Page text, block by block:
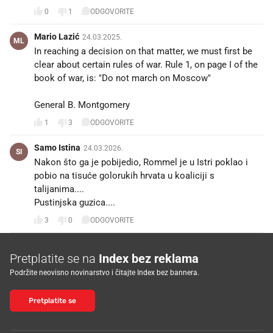
0 1 ODGOVORITE
ML Mario Lazić 24.03.2025.
In reaching a decision on that matter, we must first be
clear about certain rules of war. Rule 1, on page I of the
book of war, is: "Do not march on Moscow"
General B. Montgomery
1 3 ODGOVORITE
SI Samo Istina 24.03.2026.
Nakon što ga je pobijedio, Rommel je u Istri poklao i
pobio na tisuće golorukih hrvata u koaliciji s
talijanima....
Pustinjska guzica....
3 0 ODGOVORITE
Pretplatite se na Index bez reklama
Podržite neovisno novinarstvo i čitajte Index bez bannera.
Pretplatite se